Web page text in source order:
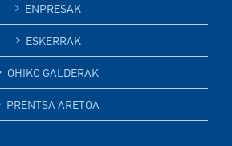
ENPRESAK
ESKERRAK
OHIKO GALDERAK
PRENTSA ARETOA